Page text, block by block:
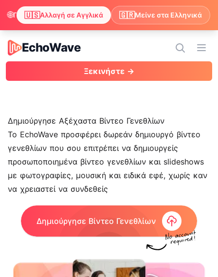
EchoWave
EchoWave
Ξεκινήστε →
Δημιούργησε Αξέχαστα Βίντεο Γενεθλίων
Το EchoWave προσφέρει δωρεάν δημιουργό βίντεο
γενεθλίων που σου επιτρέπει να δημιουργείς
προσωποποιημένα βίντεο γενεθλίων και slideshows
με φωτογραφίες, μουσική και ειδικά εφέ, χωρίς καν
να χρειαστεί να συνδεθείς
Δημιούργησε Βίντεο Γενεθλίων
🌐 🇺🇸Αλλαγή σε Αγγλικά 🇬🇷Μείνε στα Ελληνικά